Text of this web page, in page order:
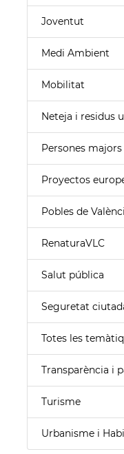
Joventut
Medi Ambient
Mobilitat
Neteja i residus
Persones majors
Proyectos
Pobles de
RenaturaVLC
Salut pública
Seguretat
Totes les
Transparència i
Turisme
Urbanisme i